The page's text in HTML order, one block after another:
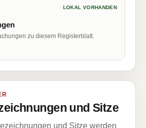
LOKAL VORHANDEN
zu diesem Registerblatt.
und Sitze
und Sitze werden